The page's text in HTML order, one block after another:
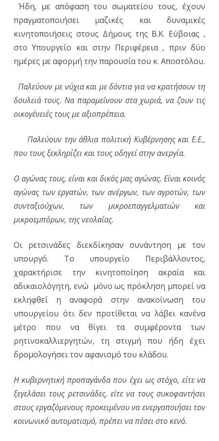
Ήδη, με απόφαση του σωματείου τους, έχουν
πραγματοποιήσει μαζικές και δυναμικές
κινητοποιήσεις στους Δήμους της Β.Κ. Εύβοιας ,
στο Υπουργείο και στην Περιφέρεια , πριν δύο
ημέρες με αφορμή την παρουσία του κ. Αποστόλου.
Παλεύουν με νύχια και με δόντια για να κρατήσουν τη
δουλειά τους. Να παραμείνουν στα χωριά, να ζουν τις
οικογένειές τους με αξιοπρέπεια.
Παλεύουν την άθλια πολιτική Κυβέρνησης και Ε.Ε.,
που τους ξεκληρίζει και τους οδηγεί στην ανεργία.
Ο αγώνας τους, είναι και δικός μας αγώνας. Είναι κοινός
αγώνας των εργατών, των ανέργων, των αγροτών, των
συνταξιούχων, των μικροεπαγγελματιών και
μικροεμπόρων, της νεολαίας.
Οι ρετσινάδες διεκδίκησαν συνάντηση με τον
υπουργό. Το υπουργείο Περιβάλλοντος,
χαρακτήρισε την κινητοποίηση ακραία και
αδικαιολόγητη, ενώ μόνο ως πρόκληση μπορεί να
εκληφθεί η αναφορά στην ανακοίνωση του
υπουργείου ότι δεν προτίθεται να λάβει κανένα
μέτρο που να θίγει τα συμφέροντα των
ρητινοκαλλιεργητών, τη στιγμή που ήδη έχει
δρομολογήσει τον αφανισμό του κλάδου.
Η κυβερνητική προπαγάνδα που έχει ως στόχο, είτε να
ξεγελάσει τους ρετσινάδες, είτε να τους συκοφαντήσει
στους εργαζόμενους προκειμένου να ενεργοποιήσει τον
κοινωνικό αυτοματισμό, πρέπει να πέσει στο κενό.